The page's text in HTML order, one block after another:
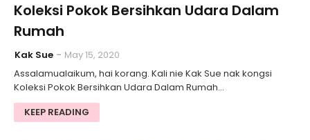
Koleksi Pokok Bersihkan Udara Dalam
Rumah
Kak Sue
May 15, 2020
Assalamualaikum, hai korang. Kali nie Kak Sue nak kongsi
Koleksi Pokok Bersihkan Udara Dalam Rumah…
KEEP READING